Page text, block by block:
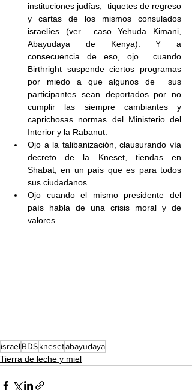
instituciones judías,  tiquetes de regreso
y cartas de los mismos consulados
israelíes (ver  caso Yehuda Kimani,
Abayudaya de Kenya). Y a
consecuencia de eso, ojo  cuando
Birthright suspende ciertos programas
por miedo a que algunos de  sus
participantes sean deportados por no
cumplir las siempre cambiantes y
caprichosas normas del Ministerio del
Interior y la Rabanut.
Ojo a la talibanización, clausurando vía
decreto de la Kneset, tiendas en
Shabat, en un país que es para todos
sus ciudadanos.
Ojo cuando el mismo presidente del
país habla de una crisis moral y de
valores.
israelBDSknesetabayudaya
Tierra de leche y miel